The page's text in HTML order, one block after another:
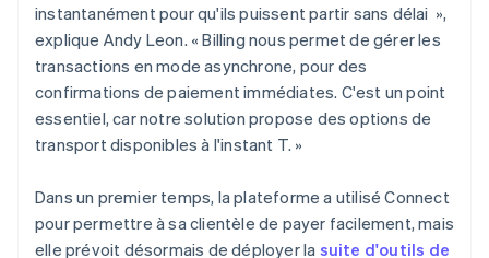
instantanément pour qu'ils puissent partir sans délai »,
explique Andy Leon. « Billing nous permet de gérer les
transactions en mode asynchrone, pour des
confirmations de paiement immédiates. C'est un point
essentiel, car notre solution propose des options de
transport disponibles à l'instant T. »
Dans un premier temps, la plateforme a utilisé Connect
pour permettre à sa clientèle de payer facilement, mais
elle prévoit désormais de déployer la suite d'outils de